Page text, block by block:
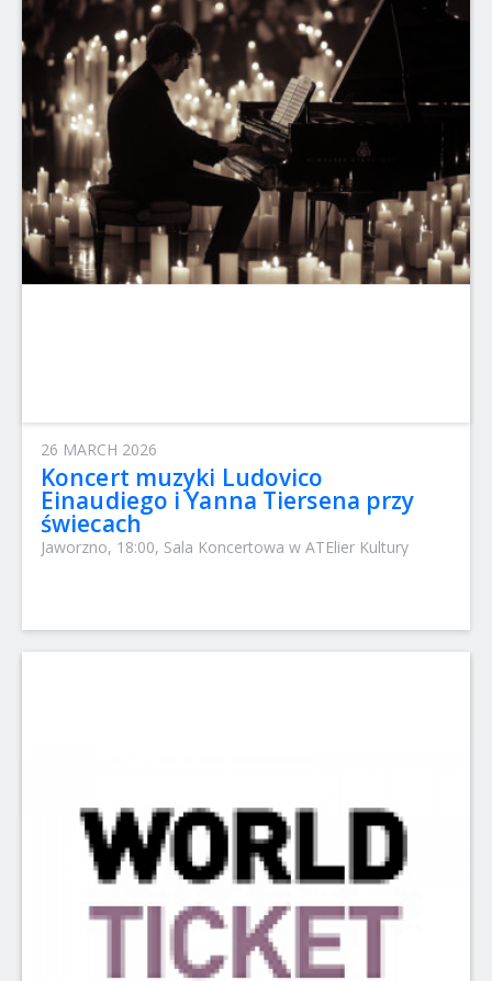
26 MARCH 2026
Koncert muzyki Ludovico
Einaudiego i Yanna Tiersena przy
świecach
Jaworzno, 18:00, Sala Koncertowa w ATElier Kultury